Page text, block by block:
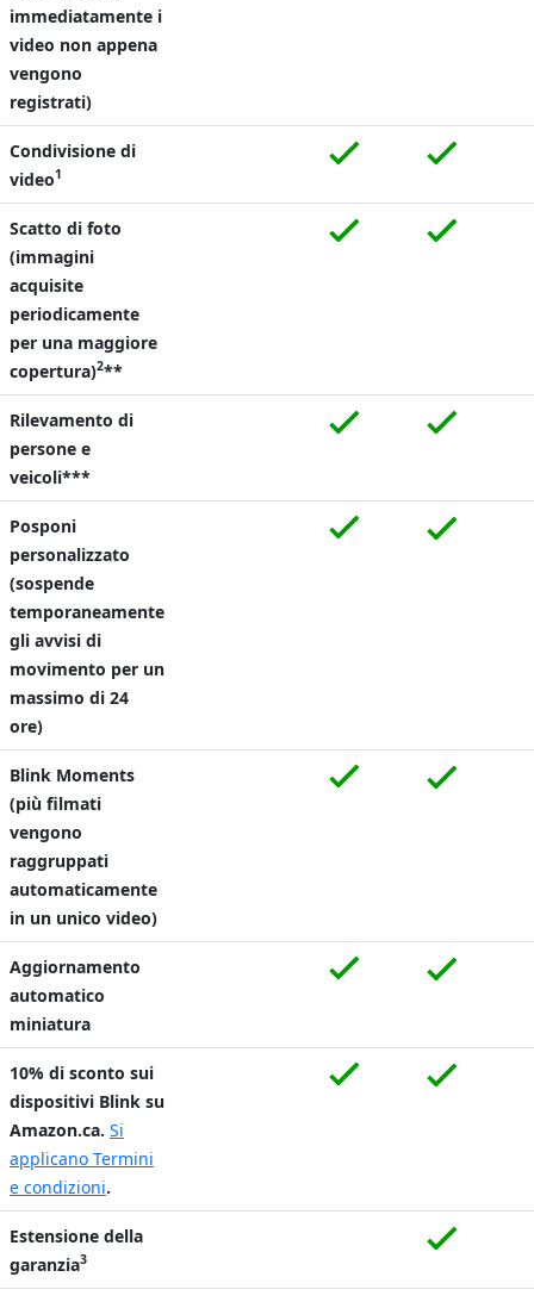
immediatamente i
video non appena
vengono
registrati)
Condivisione di
video1
Scatto di foto
(immagini
acquisite
periodicamente
per una maggiore
copertura)2**
Rilevamento di
persone e
veicoli***
Posponi
personalizzato
(sospende
temporaneamente
gli avvisi di
movimento per un
massimo di 24
ore)
Blink Moments
(più filmati
vengono
raggruppati
automaticamente
in un unico video)
Aggiornamento
automatico
miniatura
10% di sconto sui
dispositivi Blink su
Amazon.ca. Si
applicano Termini
e condizioni.
Estensione della
garanzia3